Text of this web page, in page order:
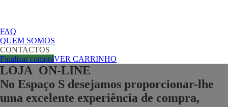
FAQ
QUEM SOMOS
CONTACTOS
Finalizar compraVER CARRINHO
LOJA ON-LINE
No Espaço S desejamos proporcionar-lhe
uma excelente experiência de compra,